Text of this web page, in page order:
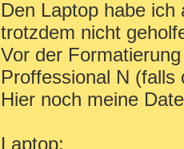
Den Laptop habe
trotzdem nicht
Vor der
Proffessional N (falls
Hier noch meine
Laptop: